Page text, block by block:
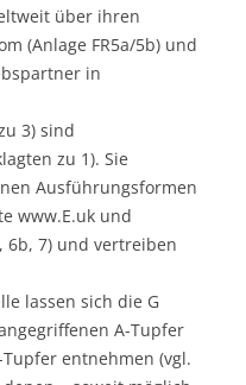
über ihren
(Anlage FR5a/5b) und
in
3) sind
zu 1). Sie
Ausführungsformen
www.E.uk und
6b, 7) und vertreiben
lassen sich die G
A-Tupfer
entnehmen (vgl.